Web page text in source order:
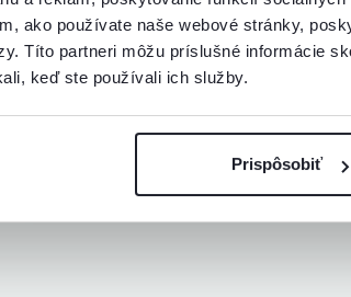
ako používate naše webové stránky,
Títo partneri môžu príslušné informácie
keď ste používali ich služby.
Prispôsobiť
K
Kristína J.
16.9.2023, Bratislava,
Slovensko
4.6hviezdičky
Recenzia pre rovnaký model, avšak v inom
prevedení.